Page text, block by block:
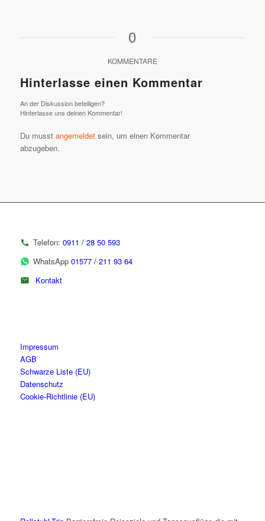
0
KOMMENTARE
Hinterlasse einen Kommentar
An der Diskussion beteiligen?
Hinterlasse uns deinen Kommentar!
Du musst angemeldetsein, um einen Kommentar
abzugeben.
Telefon: 0911 / 28 50 593
WhatsApp 01577 / 211 93 64
Kontakt
Impressum
AGB
Schwarze Liste (EU)
Datenschutz
Cookie-Richtlinie (EU)